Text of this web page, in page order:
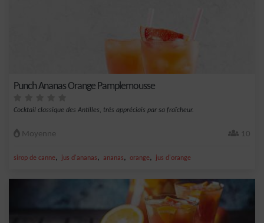
Punch Ananas Orange Pamplemousse
Cocktail classique des Antilles, très appréciais par sa fraîcheur.
Moyenne 10
sirop de canne, jus d'ananas, ananas, orange, jus d'orange